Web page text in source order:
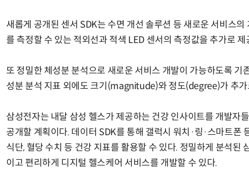
새롭게 공개된 센서 SDK는 수면 개선 솔루션 등 새로운 서비스
를 측정할 수 있는 적외선과 적색 LED 센서의 측정값을 추가로 제
또 정밀한 체성분 분석으로 새로운 서비스 개발이 가능하도록 기
성분 분석 지표 외에도 크기(magnitude)와 정도(degree)가 추가
삼성전자는 내달 삼성 헬스가 제공하는 건강 인사이트를 개발자
공개할 계획이다. 데이터 SDK를 통해 갤럭시 워치·링·스마트폰
식단, 혈당 수치 등 건강 지표를 활용할 수 있다. 정밀하게 분석된
이고 편리하게 디지털 헬스케어 서비스를 개발할 수 있다.